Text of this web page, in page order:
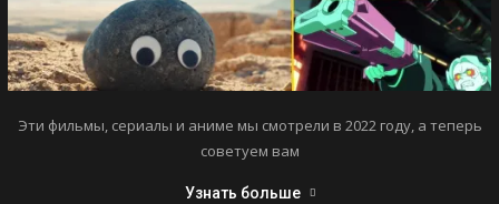
Эти фильмы, сериалы и аниме мы смотрели в 2022 году, а теперь
советуем вам
Узнать больше